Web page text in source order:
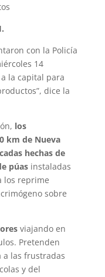
con la Policía
14
la capital para
dice la
los
km de Nueva
hechas de
púasinstaladas
los reprime
sobre
viajando en
Pretenden
a las frustradas
y del